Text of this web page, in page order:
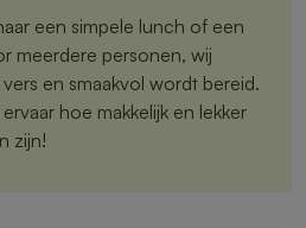
een simpele lunch of een
meerdere personen, wij
en smaakvol wordt bereid.
hoe makkelijk en lekker
zijn!